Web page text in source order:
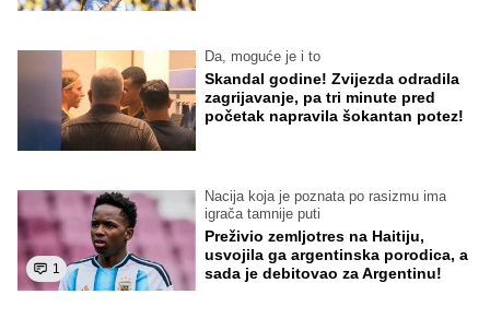
Da, moguće je i to
Skandal godine! Zvijezda odradila
zagrijavanje, pa tri minute pred
početak napravila šokantan potez!
1
Nacija koja je poznata po rasizmu ima
igrača tamnije puti
Preživio zemljotres na Haitiju,
usvojila ga argentinska porodica, a
sada je debitovao za Argentinu!